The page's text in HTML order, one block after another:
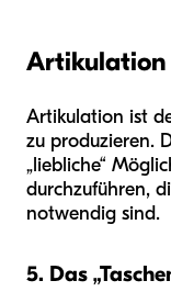
Artikulation
Artikulation ist
zu produzieren.
„liebliche“
durchzuführen,
notwendig sind.
5. Das